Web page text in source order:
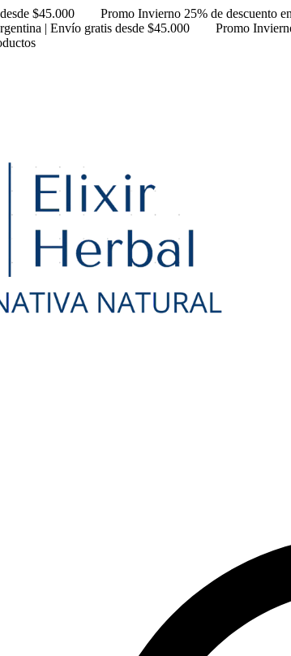
$45.000 Promo Invierno 25% de descuento
| Envío gratis desde $45.000 Promo